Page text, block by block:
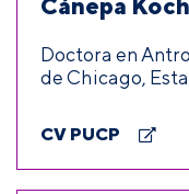
Doctora en
de Chicago,
CV PUCP